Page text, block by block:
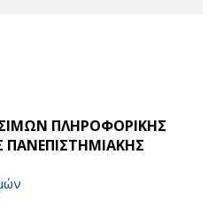
ΠΛΗΡΟΦΟΡΙΚΗΣ
ΠΑΝΕΠΙΣΤΗΜΙΑΚΗΣ